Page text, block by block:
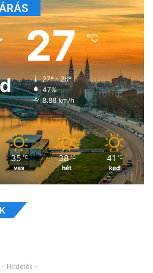
27℃
27º - 26º
47%
8.88 km/h
35 ℃
vas
38 ℃
hét
41 ℃
ked
- Hirdetés -